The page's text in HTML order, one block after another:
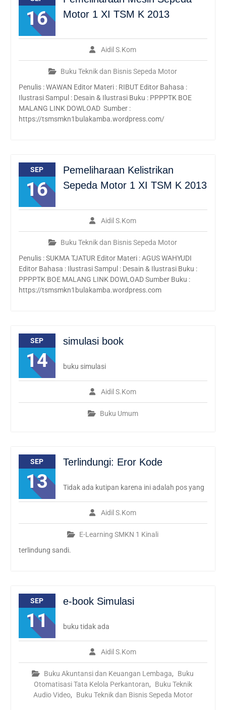
SMK Negeri 1 Kinali
WAJAH BARU SMKN 1
PUSAT KEUNGGULAN 2021
PPDB ONLINE SMK NEGERI
1 KINALI
Wajah baru SMKN1 kinali
by zoom ke pabrik PT. AIO
16
Motor 1 XI TSM K 2013
Aidil S.Kom
Buku Teknik dan Bisnis Sepeda Motor
Penulis : WAWAN Editor Materi : RIBUT Editor Bahasa :
Ilustrasi Sampul : Desain & Ilustrasi Buku : PPPPTK BOE
MALANG LINK DOWLOAD Sumber :
https://tsmsmkn1bulakamba.wordpress.com/
SEP
16
Pemeliharaan Kelistrikan
Sepeda Motor 1 XI TSM K 2013
Aidil S.Kom
Buku Teknik dan Bisnis Sepeda Motor
Penulis : SUKMA TJATUR Editor Materi : AGUS WAHYUDI
Editor Bahasa : Ilustrasi Sampul : Desain & Ilustrasi Buku :
PPPPTK BOE MALANG LINK DOWLOAD Sumber Buku :
https://tsmsmkn1bulakamba.wordpress.com
SEP
14
simulasi book
Aidil S.Kom
Buku Umum
buku simulasi
SEP
13
Terlindungi: Eror Kode
Aidil S.Kom
E-Learning SMKN 1 Kinali
Tidak ada kutipan karena ini adalah pos yang
terlindung sandi.
SEP
11
e-book Simulasi
Aidil S.Kom
Buku Akuntansi dan Keuangan Lembaga,
Buku
Otomatisasi Tata Kelola Perkantoran,
Buku Teknik
Audio Video, Buku Teknik dan Bisnis Sepeda Motor
buku tidak ada